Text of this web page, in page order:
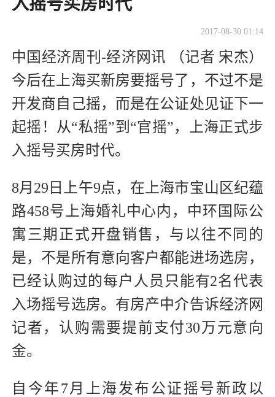
入摇号买房时代
2017-08-30 01:14
中国经济周刊-经济网讯 （记者 宋杰）
今后在上海买新房要摇号了，不过不是
开发商自己摇，而是在公证处见证下一
起摇！从“私摇”到“官摇”，上海正式步
入摇号买房时代。
8月29日上午9点，在上海市宝山区纪蕴
路458号上海婚礼中心内，中环国际公
寓三期正式开盘销售，与以往不同的
是，不是所有意向客户都能进场选房，
已经认购过的每户人员只能有2名代表
入场摇号选房。有房产中介告诉经济网
记者，认购需要提前支付30万元意向
金。
自今年7月上海发布公证摇号新政以